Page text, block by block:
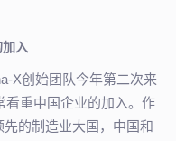
入
X创始团队今年第二次来
看重中国企业的加入。作
的制造业大国，中国和